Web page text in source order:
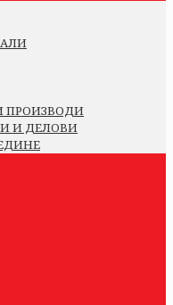
ПРОИЗВОДИ
И ДЕЛОВИ